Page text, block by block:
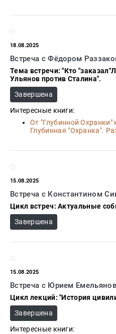
18.08.2025
Встреча с Фёдором
Тема встречи: "Кто
Ульянов против Сталина".
Завершена
Интересные книги:
От "Глубинной Охранки"
Глубинная "Охранка".
15.08.2025
Встреча с Константином
Цикл встреч: Актуальные
Завершена
15.08.2025
Встреча с Юрием
Цикл лекций: "История
Завершена
Интересные книги: